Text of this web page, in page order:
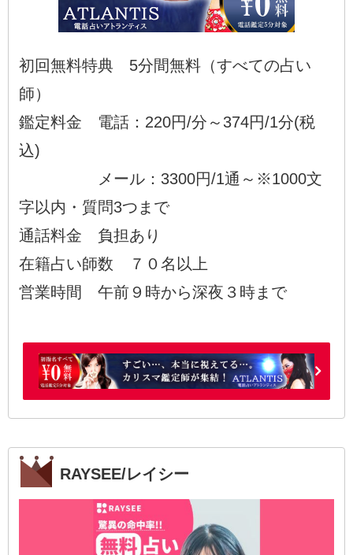
初回無料特典 5分間無料（すべての占い
師）
鑑定料金 電話：220円/分～374円/1分(税
込)
メール：3300円/1通～※1000文
字以内・質問3つまで
通話料金 負担あり
在籍占い師数 ７０名以上
営業時間 午前９時から深夜３時まで
RAYSEE/レイシー